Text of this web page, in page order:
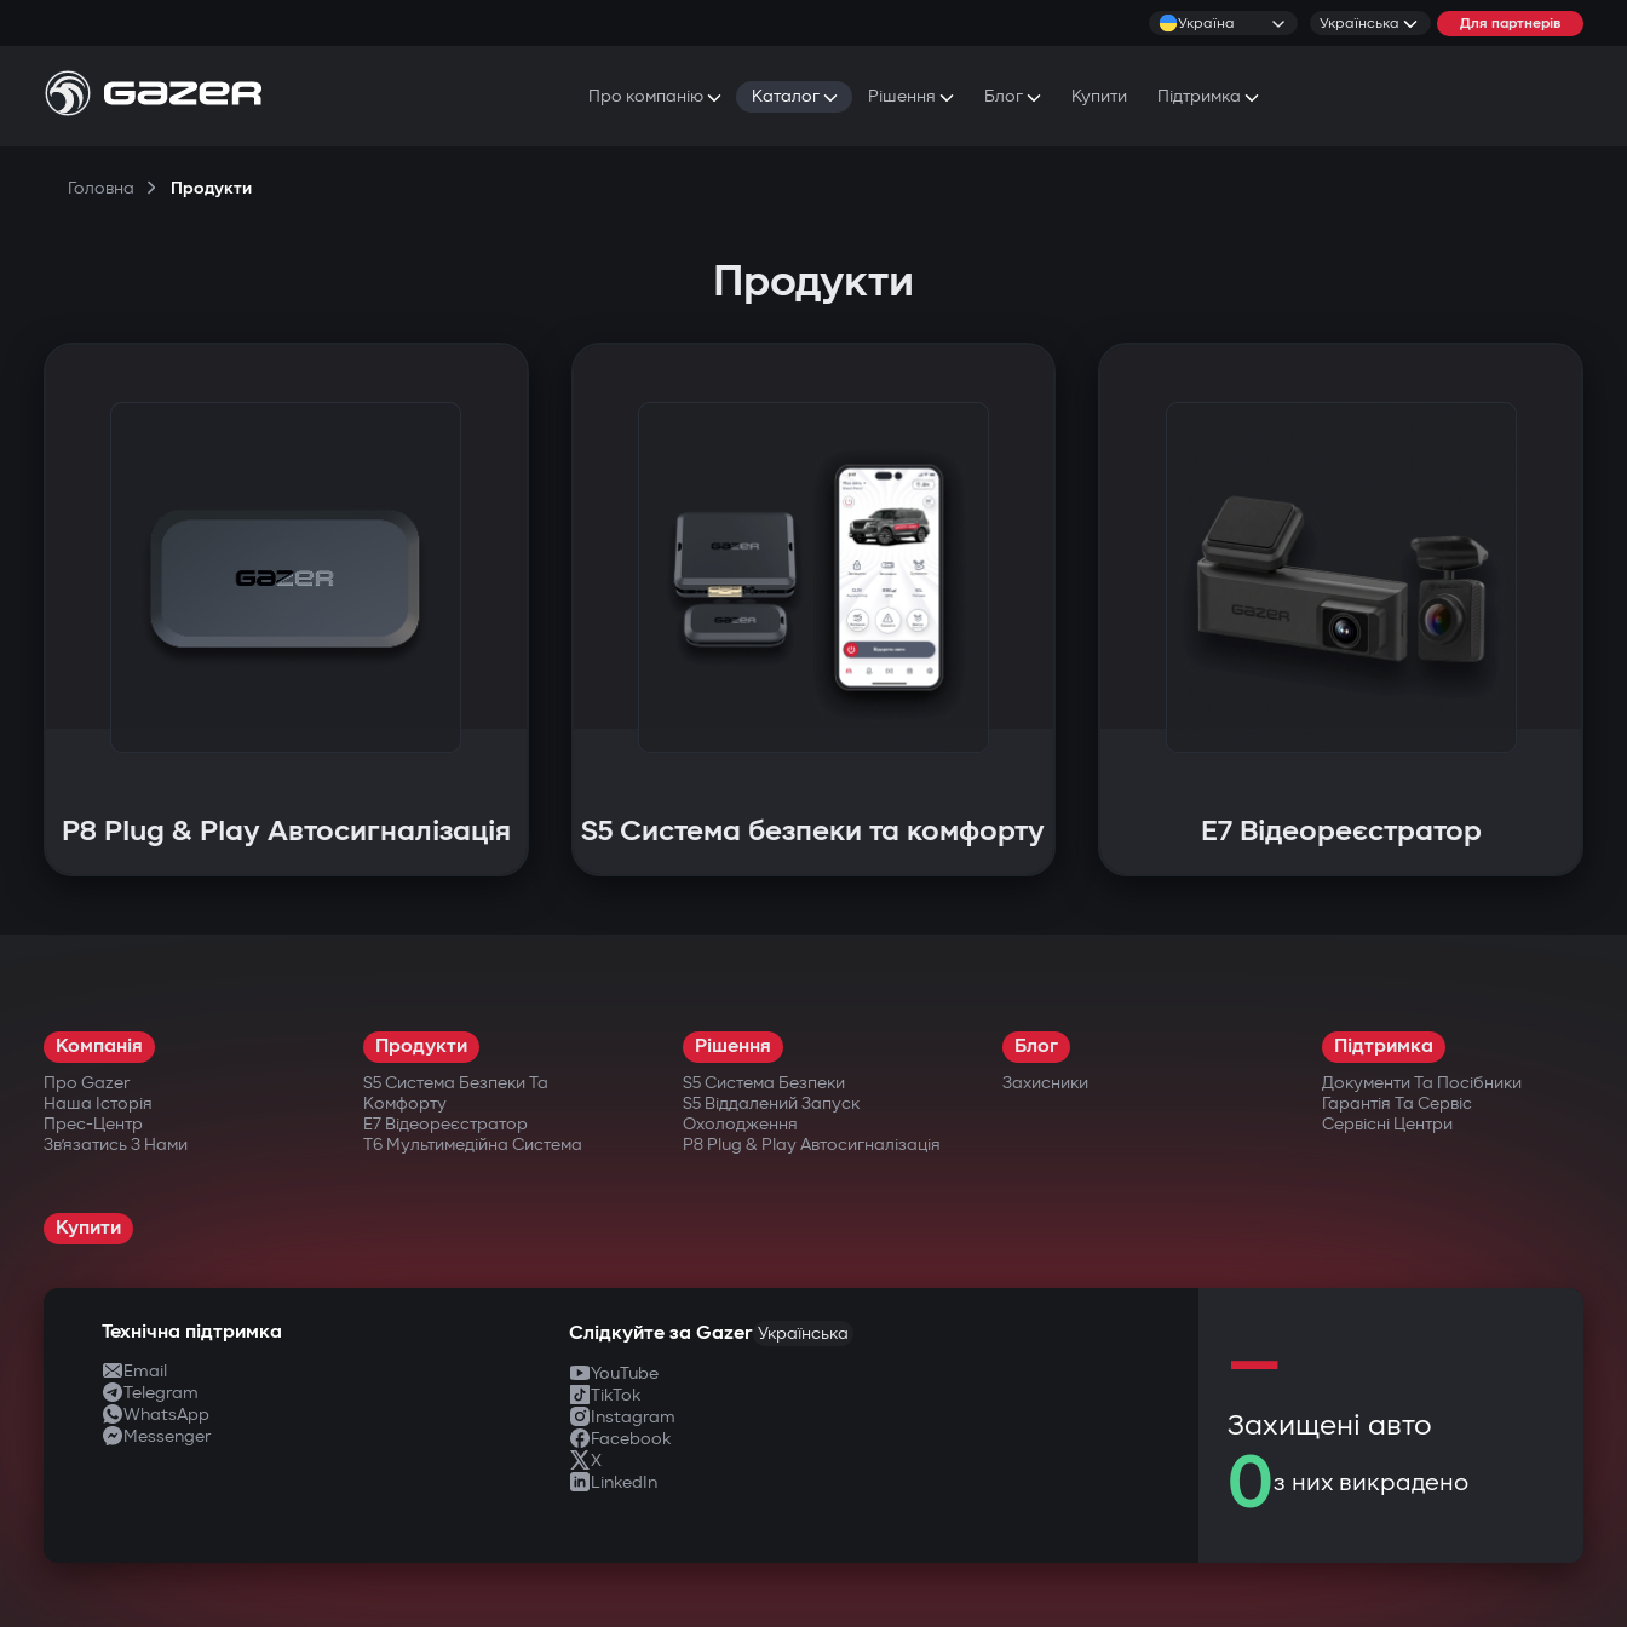
Україна Українська Для партнерів
Про компанію Каталог Рішення Блог Купити Підтримка
Головна Продукти
Продукти
P8 Plug & Play Автосигналізація S5 Система безпеки та комфорту E7 Відеореєстратор
Компанія
Про Gazer
Наша Історія
Прес-Центр
Зв’язатись З Нами
Продукти
S5 Система Безпеки Та
Комфорту
E7 Відеореєстратор
T6 Мультимедійна Система
Рішення
S5 Система Безпеки
S5 Віддалений Запуск
Охолодження
P8 Plug & Play Автосигналізація
Блог
Захисники
Підтримка
Документи Та Посібники
Гарантія Та Сервіс
Сервісні Центри
Купити
Технічна підтримка
Email
Telegram
WhatsApp
Messenger
Слідкуйте за Gazer Українська
YouTube
TikTok
Instagram
Facebook
X
LinkedIn
—
Захищені авто
0з них викрадено